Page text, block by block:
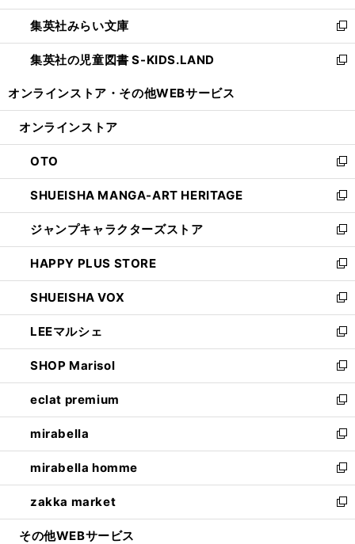
開
く
ウ
で
開
く
ン
ド
ウ
で
ウ
ィ
ン
ド
開
集英社みらい文庫
新
し
い
ン
ウ
で
開
く
集英社の児童図書 S-KIDS.LAND
新
ウ
ン
ド
ウ
で
開
く
オンラインストア・ その他WEBサービス
オンラインストア
OTO
新
し
い
ウ
ィ
ン
ド
ウ
で
開
く
SHUEISHA MANGA-ART HERITAGE
新
し
い
ウ
ィ
ン
ド
ウ
で
開
く
ジャンプキャラクターズストア
新
し
い
ウ
ィ
ン
ド
ウ
で
開
く
HAPPY PLUS STORE
新
し
い
ウ
ィ
ン
ド
ウ
で
開
く
SHUEISHA VOX
新
し
い
ウ
ィ
ン
ド
ウ
で
開
く
LEEマルシェ
新
し
い
ウ
ィ
ン
ド
ウ
で
開
く
SHOP Marisol
新
し
い
ウ
ィ
ン
ド
ウ
で
開
eclat premium
新
し
い
ウ
ィ
ン
ド
ウ
mirabella
新
し
い
ウ
ィ
ン
mirabella homme
新
し
い
ウ
zakka market
新
し
その他WEBサービス